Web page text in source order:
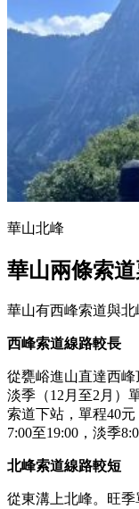
華山北峰
華山兩條索
華山有西峰索道與北
西峰索道線路較長
從甕峪進山直達西峰
淡季（12月至2月）
索道下站，單程40
7:00至19:00，淡季
北峰索道線路較短
從東溝上北峰。旺季